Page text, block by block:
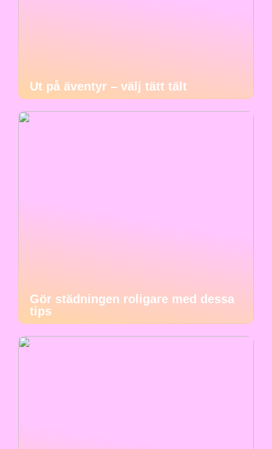
Ut på äventyr – välj tätt tält
Gör städningen roligare med dessa
tips